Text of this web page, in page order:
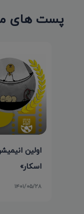
پست های
اولین
اسکار»
۱۴۰۱/۰۵/۲۸